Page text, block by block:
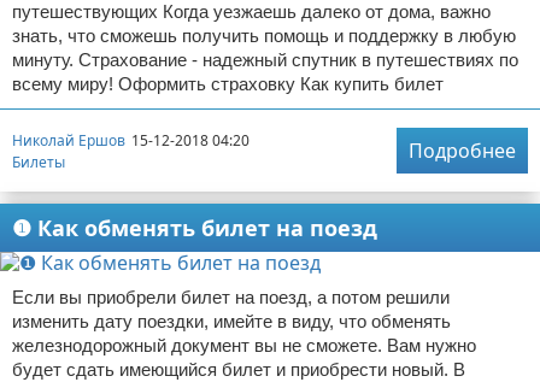
путешествующих Когда уезжаешь далеко от дома, важно
знать, что сможешь получить помощь и поддержку в любую
минуту. Страхование - надежный спутник в путешествиях по
всему миру! Оформить страховку Как купить билет
Николай Ершов 15-12-2018 04:20
Билеты
Подробнее
❶ Как обменять билет на поезд
Если вы приобрели билет на поезд, а потом решили
изменить дату поездки, имейте в виду, что обменять
железнодорожный документ вы не сможете. Вам нужно
будет сдать имеющийся билет и приобрести новый. В